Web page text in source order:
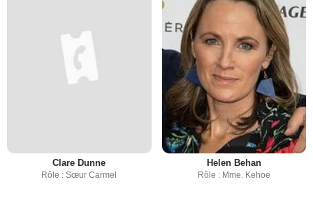
Clare Dunne
Rôle : Sœur Carmel
Helen Behan
Rôle : Mme. Kehoe